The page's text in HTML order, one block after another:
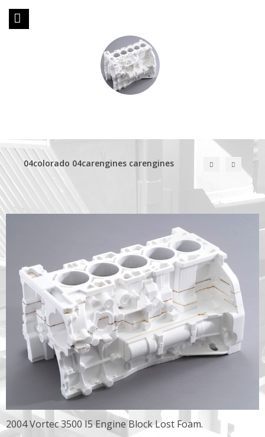
04colorado 04carengines carengines
2004 Vortec 3500 I5 Engine Block Lost Foam.